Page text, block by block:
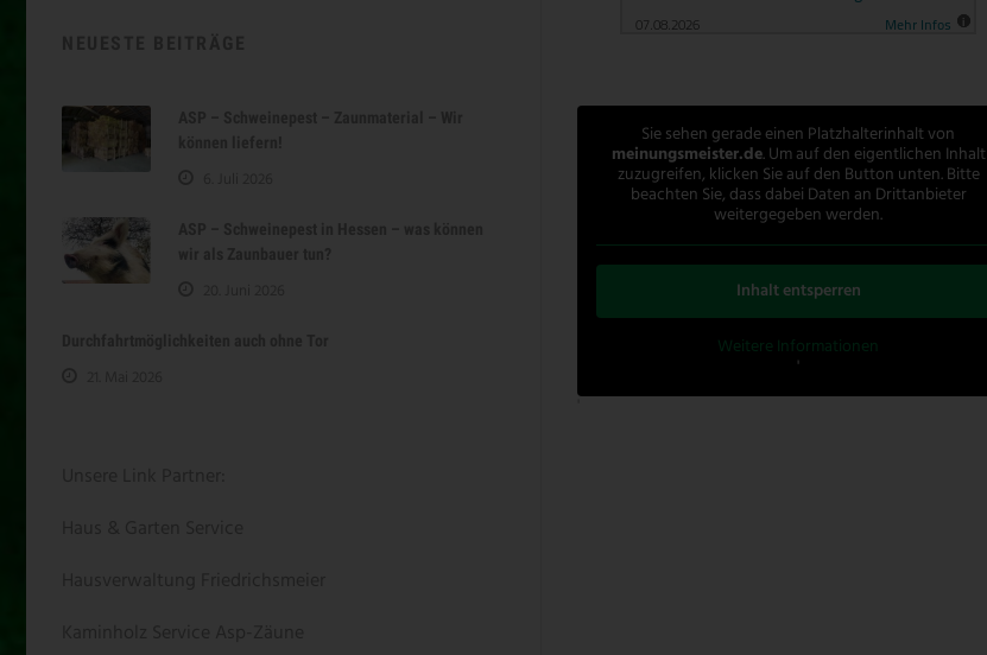
Sie sehen gerade einen Platzhalterinhalt von
meinungsmeister.de. Um auf den eigentlichen Inhalt
zuzugreifen, klicken Sie auf den Button unten. Bitte
beachten Sie, dass dabei Daten an Drittanbieter
weitergegeben werden.
Inhalt entsperren
Weitere Informationen
'